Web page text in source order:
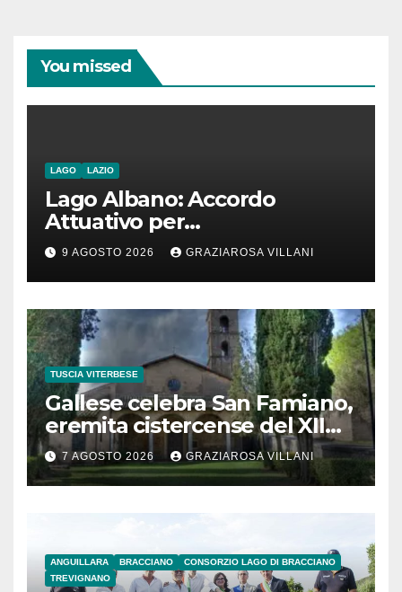
You missed
LAGO LAZIO
Lago Albano: Accordo
Attuativo per
l’interconnessione
acquedottistica da 29,5
milioni di euro
9 AGOSTO 2026 GRAZIAROSA VILLANI
TUSCIA VITERBESE
Gallese celebra San Famiano,
eremita cistercense del XII
secolo
7 AGOSTO 2026 GRAZIAROSA VILLANI
ANGUILLARA BRACCIANO
CONSORZIO LAGO DI BRACCIANO
TREVIGNANO